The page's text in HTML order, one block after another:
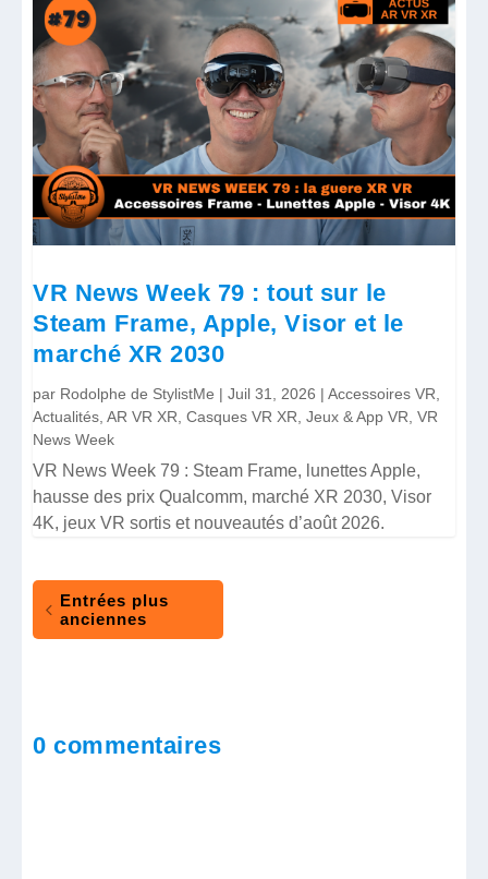
VR News Week 79 : tout sur le
Steam Frame, Apple, Visor et le
marché XR 2030
par Rodolphe de StylistMe |Juil 31, 2026 |Accessoires VR,
Actualités,AR VR XR,Casques VR XR,Jeux & App VR,VR
News Week
VR News Week 79 : Steam Frame, lunettes Apple,
hausse des prix Qualcomm, marché XR 2030, Visor
4K, jeux VR sortis et nouveautés d’août 2026.
Entrées plus
anciennes
0 commentaires